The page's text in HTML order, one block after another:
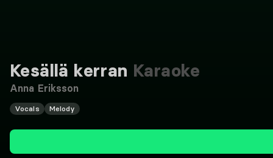
Kesällä kerran Karaoke
Anna Eriksson
Vocals Melody